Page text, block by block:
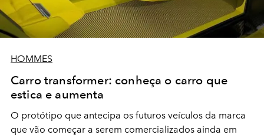
HOMMES
Carro transformer: conheça o carro que
estica e aumenta
O protótipo que antecipa os futuros veículos da marca
que vão começar a serem comercializados ainda em